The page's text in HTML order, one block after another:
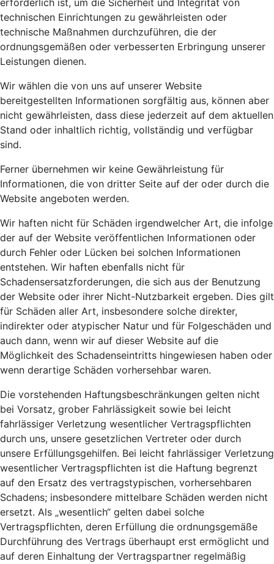
erforderlich ist, um die Sicherheit und Integrität von
technischen Einrichtungen zu gewährleisten oder
technische Maßnahmen durchzuführen, die der
ordnungsgemäßen oder verbesserten Erbringung unserer
Leistungen dienen.
Wir wählen die von uns auf unserer Website
bereitgestellten Informationen sorgfältig aus, können aber
nicht gewährleisten, dass diese jederzeit auf dem aktuellen
Stand oder inhaltlich richtig, vollständig und verfügbar
sind.
Ferner übernehmen wir keine Gewährleistung für
Informationen, die von dritter Seite auf der oder durch die
Website angeboten werden.
Wir haften nicht für Schäden irgendwelcher Art, die infolge
der auf der Website veröffentlichen Informationen oder
durch Fehler oder Lücken bei solchen Informationen
entstehen. Wir haften ebenfalls nicht für
Schadensersatzforderungen, die sich aus der Benutzung
der Website oder ihrer Nicht-Nutzbarkeit ergeben. Dies gilt
für Schäden aller Art, insbesondere solche direkter,
indirekter oder atypischer Natur und für Folgeschäden und
auch dann, wenn wir auf dieser Website auf die
Möglichkeit des Schadenseintritts hingewiesen haben oder
wenn derartige Schäden vorhersehbar waren.
Die vorstehenden Haftungsbeschränkungen gelten nicht
bei Vorsatz, grober Fahrlässigkeit sowie bei leicht
fahrlässiger Verletzung wesentlicher Vertragspflichten
durch uns, unsere gesetzlichen Vertreter oder durch
unsere Erfüllungsgehilfen. Bei leicht fahrlässiger Verletzung
wesentlicher Vertragspflichten ist die Haftung begrenzt
auf den Ersatz des vertragstypischen, vorhersehbaren
Schadens; insbesondere mittelbare Schäden werden nicht
ersetzt. Als „wesentlich“ gelten dabei solche
Vertragspflichten, deren Erfüllung die ordnungsgemäße
Durchführung des Vertrags überhaupt erst ermöglicht und
auf deren Einhaltung der Vertragspartner regelmäßig